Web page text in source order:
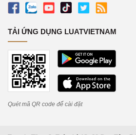
TẢI ỨNG DỤNG LUATVIETNAM
Quét mã QR code để cài đặt